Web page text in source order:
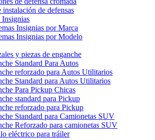
de defensas
Insignias
Insignias por Marca
Insignias por Modelo
y piezas de enganche
Standard Para Autos
reforzado para Autos Utilitarios
Standard para Autos Utilitarios
Para Pickup Chicas
standard para Pickup
reforzado para Pickup
Standard para Camionetas SUV
Reforzado para camionetas SUV
eléctrico para tráiler